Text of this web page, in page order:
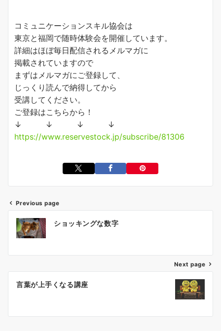
コミュニケーションスキル協会は
東京と福岡で随時体験会を開催しています。
詳細はほぼ毎日配信されるメルマガに
掲載されていますので
まずはメルマガにご登録して、
じっくり読んで納得してから
受講してください。
ご登録はこちらから！
↓ ↓ ↓ ↓
https://www.reservestock.jp/subscribe/81306
ビ
ン
Previous page
ショッキングな数字
Next page
言葉が上手くなる講座